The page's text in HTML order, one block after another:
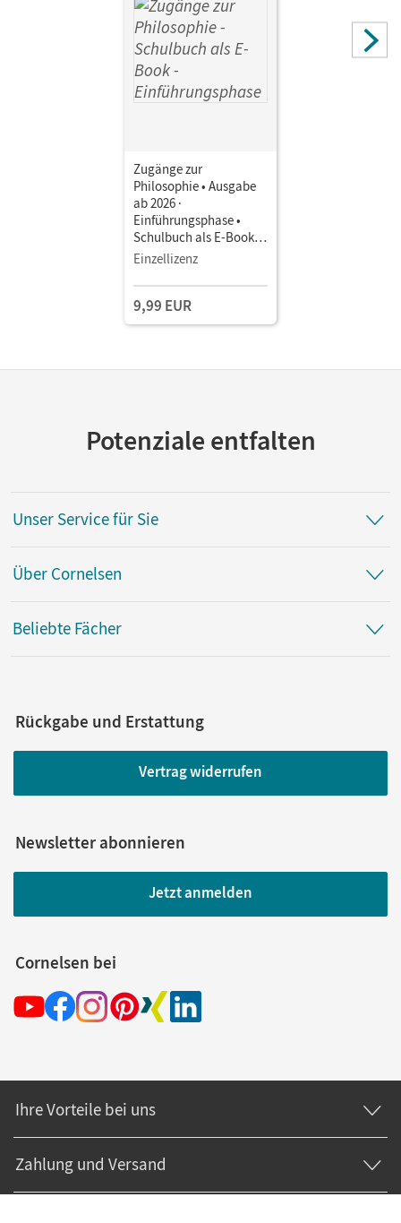
Zugänge zur
Philosophie • Ausgabe
ab 2026 ·
Einführungsphase •
Schulbuch als E-Book
Mit Medien
Einzellizenz
9,99 EUR
Potenziale entfalten
Unser Service für Sie
Über Cornelsen
Beliebte Fächer
Rückgabe und Erstattung
Vertrag widerrufen
Newsletter abonnieren
Jetzt anmelden
Cornelsen bei
Ihre Vorteile bei uns
Zahlung und Versand